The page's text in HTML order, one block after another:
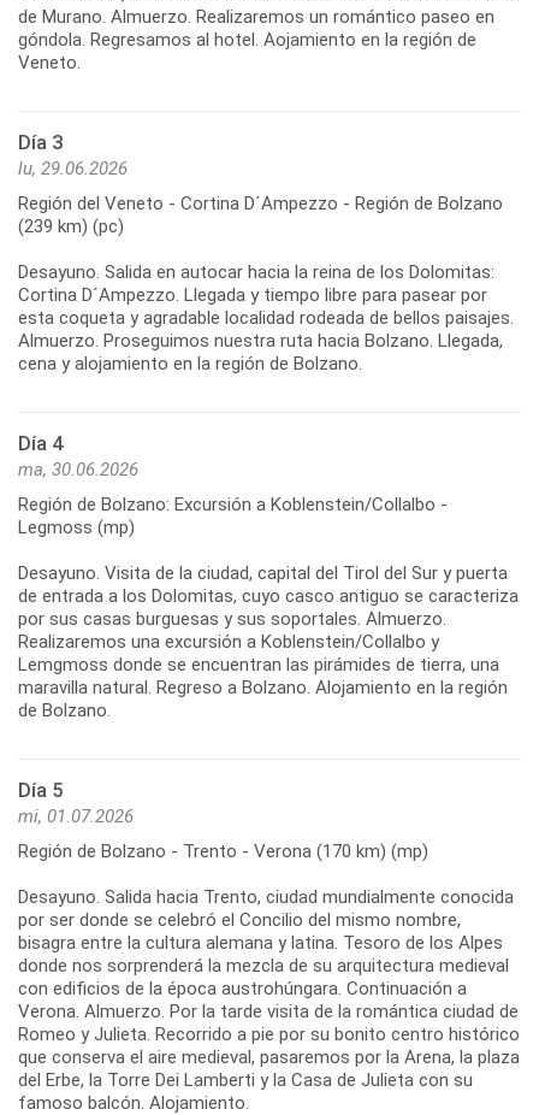
de Murano. Almuerzo. Realizaremos un romántico paseo en
góndola. Regresamos al hotel. Aojamiento en la región de
Veneto.
Día 3
lu, 29.06.2026
Región del Veneto - Cortina D´Ampezzo - Región de Bolzano
(239 km) (pc)
Desayuno. Salida en autocar hacia la reina de los Dolomitas:
Cortina D´Ampezzo. Llegada y tiempo libre para pasear por
esta coqueta y agradable localidad rodeada de bellos paisajes.
Almuerzo. Proseguimos nuestra ruta hacia Bolzano. Llegada,
cena y alojamiento en la región de Bolzano.
Día 4
ma, 30.06.2026
Región de Bolzano: Excursión a Koblenstein/Collalbo -
Legmoss (mp)
Desayuno. Visita de la ciudad, capital del Tirol del Sur y puerta
de entrada a los Dolomitas, cuyo casco antiguo se caracteriza
por sus casas burguesas y sus soportales. Almuerzo.
Realizaremos una excursión a Koblenstein/Collalbo y
Lemgmoss donde se encuentran las pirámides de tierra, una
maravilla natural. Regreso a Bolzano. Alojamiento en la región
de Bolzano.
Día 5
mi, 01.07.2026
Región de Bolzano - Trento - Verona (170 km) (mp)
Desayuno. Salida hacia Trento, ciudad mundialmente conocida
por ser donde se celebró el Concilio del mismo nombre,
bisagra entre la cultura alemana y latina. Tesoro de los Alpes
donde nos sorprenderá la mezcla de su arquitectura medieval
con edificios de la época austrohúngara. Continuación a
Verona. Almuerzo. Por la tarde visita de la romántica ciudad de
Romeo y Julieta. Recorrido a pie por su bonito centro histórico
que conserva el aire medieval, pasaremos por la Arena, la plaza
del Erbe, la Torre Dei Lamberti y la Casa de Julieta con su
famoso balcón. Alojamiento.